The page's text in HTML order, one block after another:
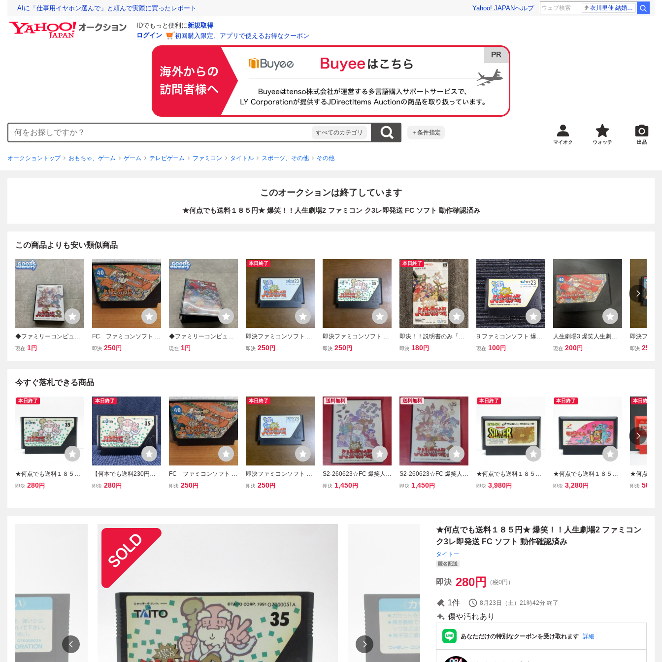
AIに「仕事用イヤホン選んで」と頼んで実際に買ったレポート Yahoo! JAPANヘルプ 衣川里佳 結婚発表
IDでもっと便利に新規取得
ログイン
初回購入限定、アプリで使えるお得なクーポン
すべてのカテゴリ ＋条件指定
マイオク ウォッチ 出品
オークショントップ おもちゃ、ゲーム ゲーム テレビゲーム ファミコン タイトル スポーツ、その他 その他
このオークションは終了しています
★何点でも送料１８５円★ 爆笑！！人生劇場2 ファミコン ク3レ即発送 FC ソフト 動作確認済み
この商品よりも安い類似商品
◆ファミリーコンピュー
ター/ファミコン/FC 爆笑!!
現在 1円
FC ファミコンソフト 爆
笑人生劇場３ inn
即決 250円
◆ファミリーコンピュー
ター/ファミコン/FC 爆笑!!
現在 1円
本日終了
即決ファミコンソフト 爆
笑人生劇場
即決 250円
即決ファミコンソフト 爆
笑人生劇場2 爆笑 人生劇
即決 250円
本日終了
即決！！説明書のみ「大
爆笑 人生劇場」！！
即決 180円
B ファミコンソフト 爆笑
人生劇場 Famicom ファミ
現在 100円
人生劇場3 爆笑人生劇場3
ソフト ファミコン ファミ
現在 200円
即決ファミ
笑人生劇場
即決 250
今すぐ落札できる商品
本日終了
★何点でも送料１８５円
★ 爆笑！！人生劇場2 フ
即決 280円
本日終了
【何本でも送料230円！
出品多数】爆笑！！人生
即決 280円
FC ファミコンソフト 爆
笑人生劇場３ inn
即決 250円
本日終了
即決ファミコンソフト 爆
笑人生劇場
即決 250円
送料無料
S2-260623☆FC 爆笑人生
劇場 ファミコン
即決 1,450円
送料無料
S2-260623☆FC 爆笑人生
劇場2 ファミコン
即決 1,450円
本日終了
★何点でも送料１８５円
★ キャプテンシルバー フ
即決 3,980円
本日終了
★何点でも送料１８５円
★ モアイくん ファミコン
即決 3,280円
本日終了
★何点でも
★ ドンキー
即決 580
★何点でも送料１８５円★ 爆笑！！人生劇場2 ファミコン
ク3レ即発送 FC ソフト 動作確認済み
タイトー
匿名配送
即決 280円 （税0円）
1件 8月23日（土）21時42分 終了
傷や汚れあり
あなただけの特別なクーポンを受け取れます 詳細